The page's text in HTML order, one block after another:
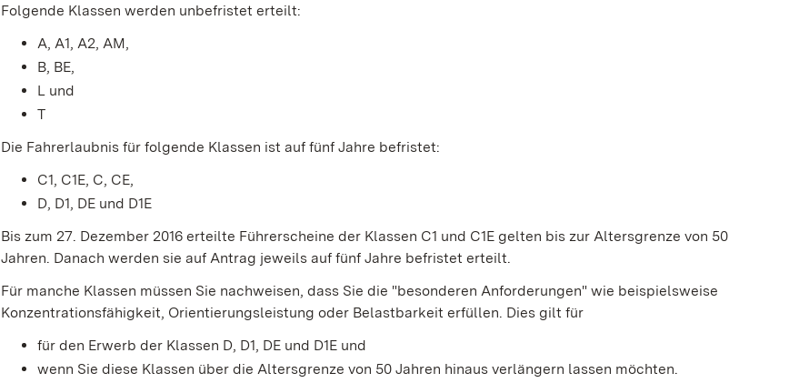
Folgende Klassen werden unbefristet erteilt:
A, A1, A2, AM,
B, BE,
L und
T
Die Fahrerlaubnis für folgende Klassen ist auf fünf Jahre befristet:
C1, C1E, C, CE,
D, D1, DE und D1E
Bis zum 27. Dezember 2016 erteilte Führerscheine der Klassen C1 und C1E gelten bis zur Altersgrenze von 50
Jahren. Danach werden sie auf Antrag jeweils auf fünf Jahre befristet erteilt.
Für manche Klassen müssen Sie nachweisen, dass Sie die "besonderen Anforderungen" wie beispielsweise
Konzentrationsfähigkeit, Orientierungsleistung oder Belastbarkeit erfüllen. Dies gilt für
für den Erwerb der Klassen D, D1, DE und D1E und
wenn Sie diese Klassen über die Altersgrenze von 50 Jahren hinaus verlängern lassen möchten.